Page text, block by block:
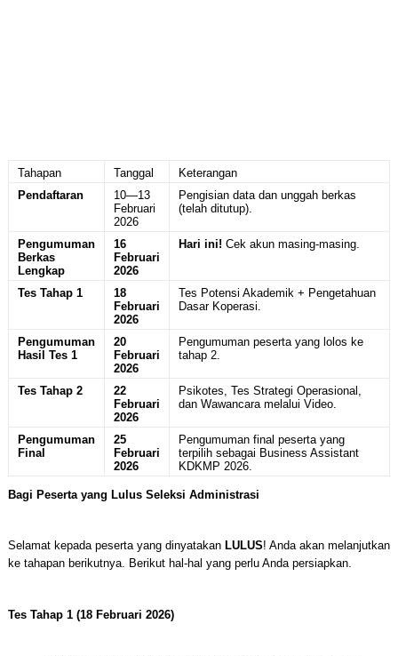
Tahapan Tanggal
Keterangan
Pendaftaran
10—13
Februari
2026
Pengisian data dan unggah berkas
(telah ditutup).
Pengumuman
Berkas
Lengkap
16
Februari
2026
Hari ini! Cek akun masing-masing.
Tes Tahap 1
18
Februari
2026
Tes Potensi Akademik + Pengetahuan
Dasar Koperasi.
Pengumuman
Hasil Tes 1
20
Februari
2026
Pengumuman peserta yang lolos ke
tahap 2.
Tes Tahap 2
22
Februari
2026
Psikotes, Tes Strategi Operasional,
dan Wawancara melalui Video.
Pengumuman
Final
25
Februari
2026
Pengumuman final peserta yang
terpilih sebagai Business Assistant
KDKMP 2026.
Bagi Peserta yang Lulus Seleksi Administrasi
Selamat kepada peserta yang dinyatakan LULUS! Anda akan melanjutkan
ke tahapan berikutnya. Berikut hal-hal yang perlu Anda persiapkan.
Tes Tahap 1 (18 Februari 2026)